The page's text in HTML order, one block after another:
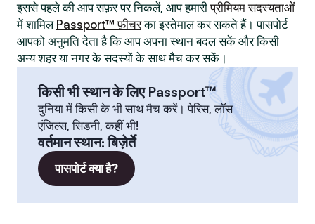
इससे पहले की आप सफ़र पर निकलें, आप हमारीप्रीमियम सदस्यताओं
में शामिल Passport™ फ़ीचरका इस्तेमाल कर सकते हैं। पासपोर्ट
आपको अनुमति देता है कि आप अपना स्थान बदल सकें और किसी
अन्य शहर या नगर के सदस्यों के साथ मैच कर सकें।
किसी भी स्थान के लिए Passport™
दुनिया में किसी के भी साथ मैच करें। पेरिस, लॉस
एंजिल्स, सिडनी, कहीं भी!
वर्तमान स्थान:बिज़ेर्ते
पासपोर्ट क्या है?